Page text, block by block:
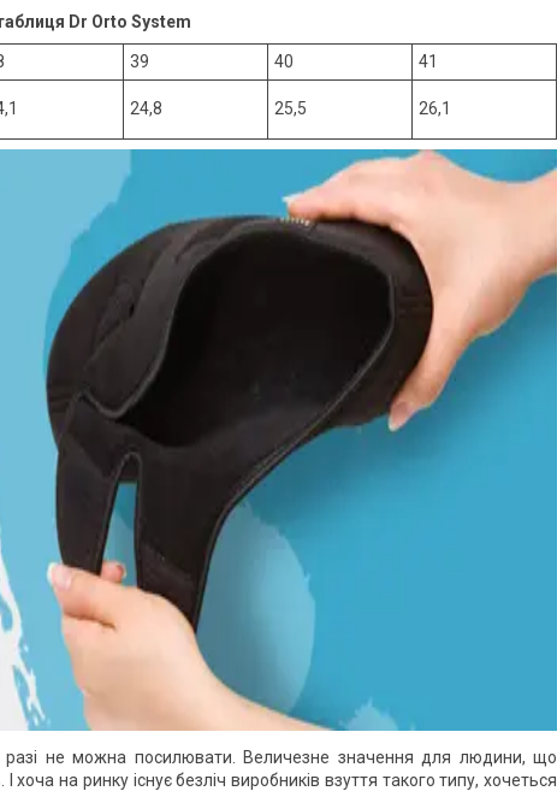
Dr Orto System
39 40
41
24,8 25,5 26,1
не можна посилювати. Величезне значення для людини, що
на ринку існує безліч виробників взуття такого типу, хочеться